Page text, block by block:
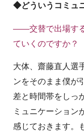
◆どういうコミュ
――交替で出場す
ていくのですか？
大体、齋藤直人選
ンをそのまま僕が
差と時間帯をしっ
ミュニケーション
感じておきます。